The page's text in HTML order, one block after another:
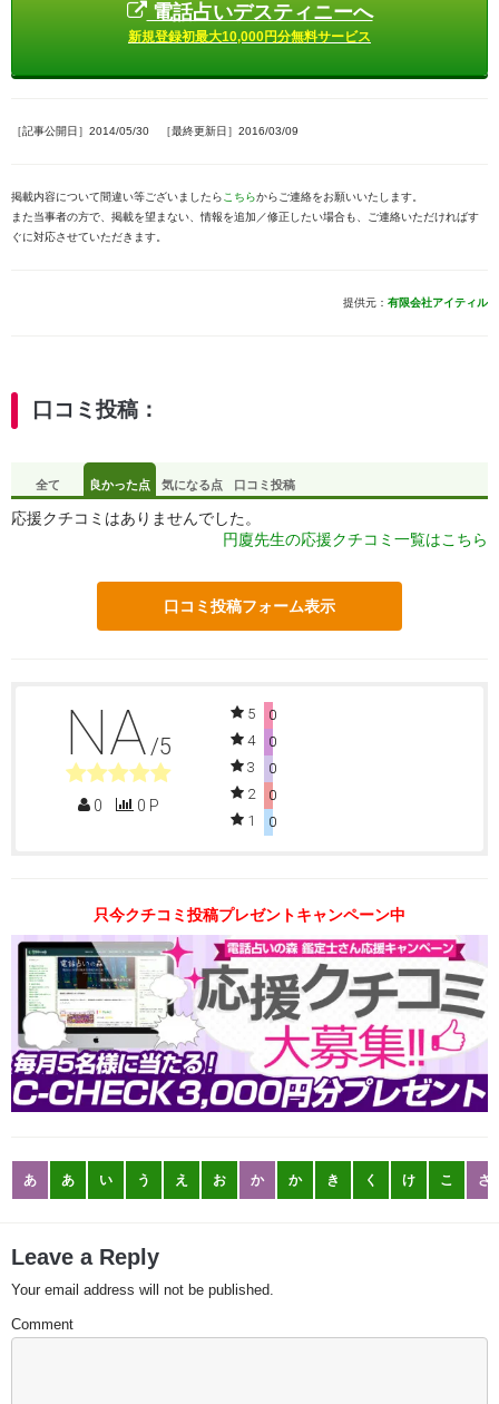
電話占いデスティニーへ
新規登録初最大10,000円分無料サービス
［記事公開日］2014/05/30 ［最終更新日］2016/03/09
掲載内容について間違い等ございましたら こちらからご連絡をお願いいたします。
また当事者の方で、掲載を望まない、情報を追加／修正したい場合も、ご連絡いただければす
ぐに対応させていただきます。
提供元： 有限会社アイティル
口コミ投稿：
全て 良かった点 気になる点 口コミ投稿
応援クチコミはありませんでした。
円廈先生の応援クチコミ一覧はこちら
口コミ投稿フォーム表示
NA /5
0 0 P
5
0
4
0
3
0
2
0
1
0
只今クチコミ投稿プレゼントキャンペーン中
あ あ い う え お か か き く け こ さ
Leave a Reply
Your email address will not be published.
Comment